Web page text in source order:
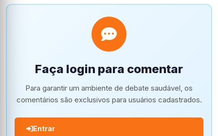
Faça login para comentar
Para garantir um ambiente de debate saudável, os
comentários são exclusivos para usuários cadastrados.
Entrar